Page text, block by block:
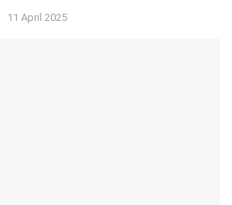
11 April 2025